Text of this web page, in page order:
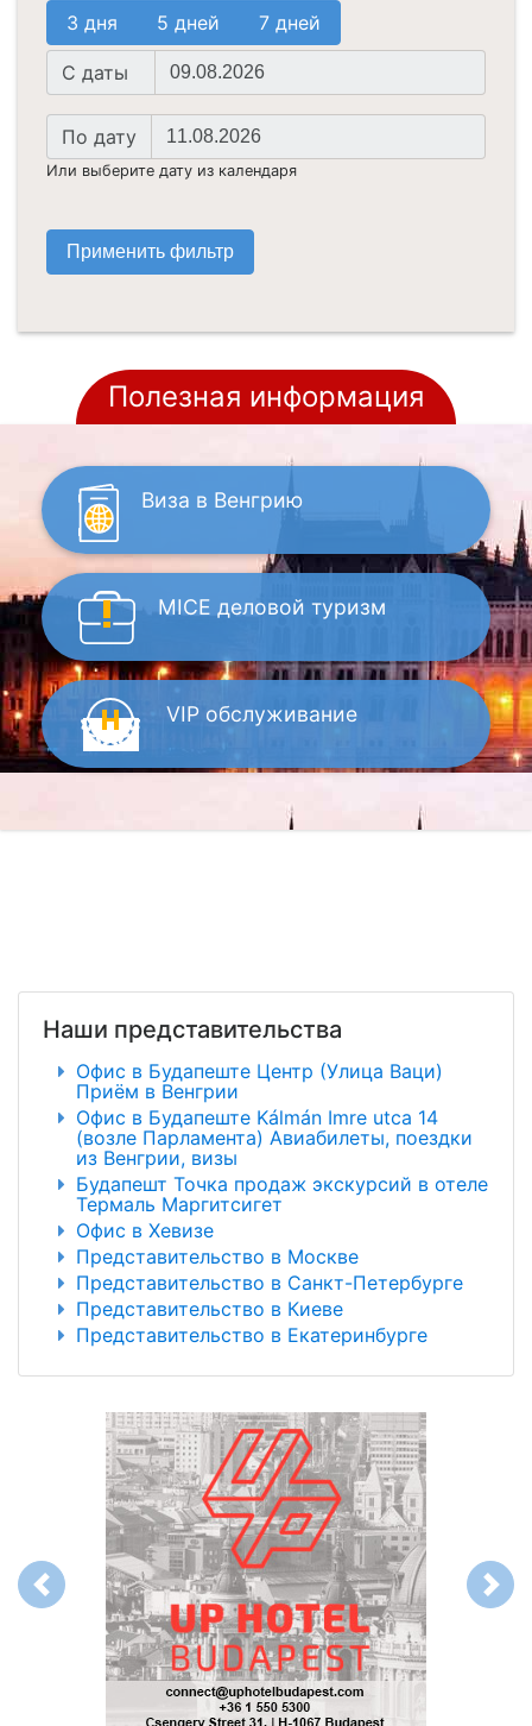
3 дня
5 дней
7 дней
Начальная
дата
C даты
Конечная
дата
По дату
Или выберите дату из календаря
Полезная информация
Виза в Венгрию
MICE деловой туризм
VIP обслуживание
Наши представительства
Офис в Будапеште Центр (Улица Ваци)
Приём в Венгрии
Офис в Будапеште Kálmán Imre utca 14
(возле Парламента) Авиабилеты, поездки
из Венгрии, визы
Будапешт Точка продаж экскурсий в отеле
Термаль Маргитсигет
Офис в Хевизе
Представительство в Москве
Представительство в Санкт-Петербурге
Представительство в Киеве
Представительство в Екатеринбурге
Previous Next